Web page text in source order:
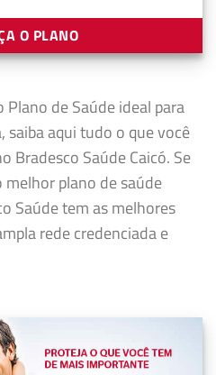
O PLANO
Plano de Saúde ideal para
saiba aqui tudo o que você
Bradesco Saúde Caicó. Se
plano de saúde
Saúde tem as melhores
rede credenciada e